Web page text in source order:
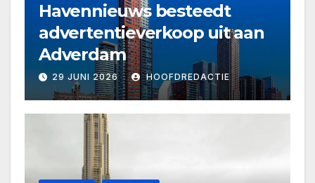
Havennieuws besteedt
advertentieverkoop uit aan
Adverdam
29 JUNI 2026 HOOFDREDACTIE